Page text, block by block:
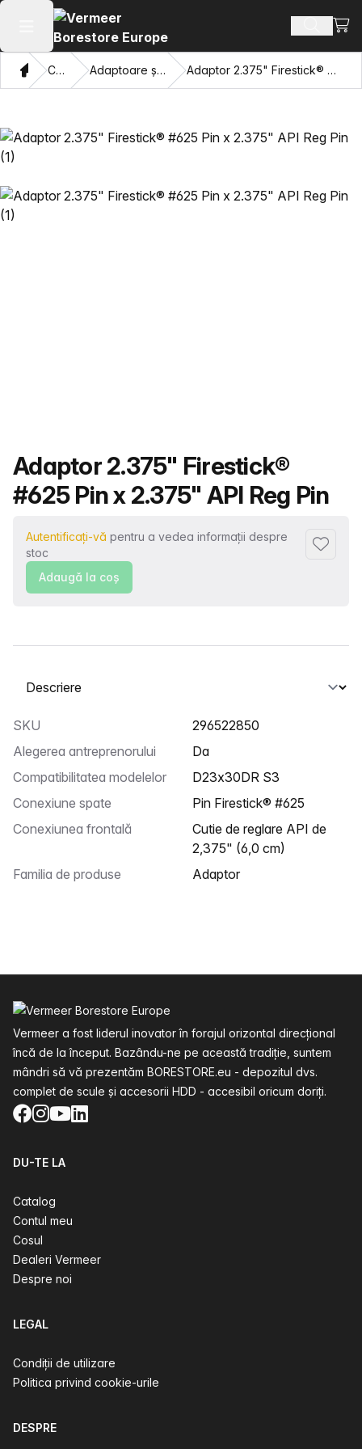
Deschide meniul principal Căutați
Domiciliu
Catalog Adaptoare și ochi care trag Adaptor 2.375" Firestick® #625 Pin x 2.375" API Reg Pin
Nume produs
Adaptor 2.375" Firestick®
#625 Pin x 2.375" API Reg Pin
Autentificați-vă pentru a vedea informații despre
stoc
Adaugă la coş
Selectați o filă
SKU
296522850
Alegerea antreprenorului
Da
Compatibilitatea modelelor
D23x30DR S3
Conexiune spate
Pin Firestick® #625
Conexiunea frontală
Cutie de reglare API de
2,375" (6,0 cm)
Familia de produse
Adaptor
Vermeer a fost liderul inovator în forajul orizontal direcțional
încă de la început. Bazându-ne pe această tradiție, suntem
mândri să vă prezentăm BORESTORE.eu - depozitul dvs.
complet de scule și accesorii HDD - accesibil oricum doriți.
Facebook
Instagram
YouTube
LinkedIn
DU-TE LA
Catalog
Contul meu
Cosul
Dealeri Vermeer
Despre noi
LEGAL
Condiții de utilizare
Politica privind cookie-urile
DESPRE